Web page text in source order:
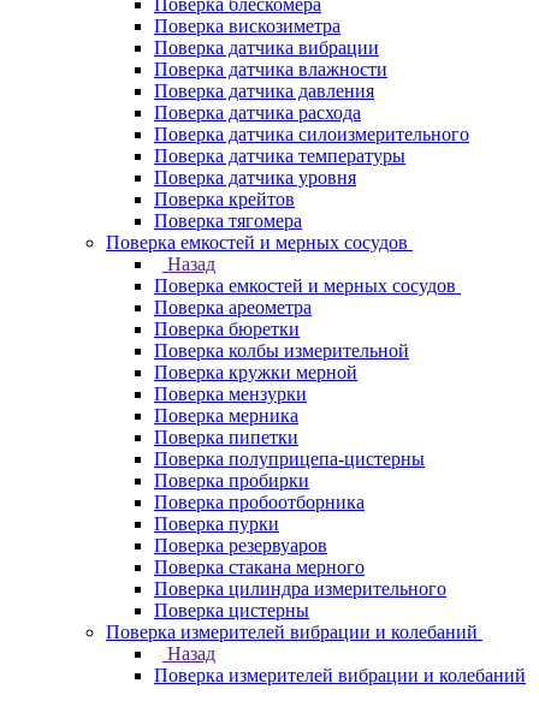
Поверка блескомера
Поверка вискозиметра
Поверка датчика вибрации
Поверка датчика влажности
Поверка датчика давления
Поверка датчика расхода
Поверка датчика силоизмерительного
Поверка датчика температуры
Поверка датчика уровня
Поверка крейтов
Поверка тягомера
Поверка емкостей и мерных сосудов
Назад
Поверка емкостей и мерных сосудов
Поверка ареометра
Поверка бюретки
Поверка колбы измерительной
Поверка кружки мерной
Поверка мензурки
Поверка мерника
Поверка пипетки
Поверка полуприцепа-цистерны
Поверка пробирки
Поверка пробоотборника
Поверка пурки
Поверка резервуаров
Поверка стакана мерного
Поверка цилиндра измерительного
Поверка цистерны
Поверка измерителей вибрации и колебаний
Назад
Поверка измерителей вибрации и колебаний